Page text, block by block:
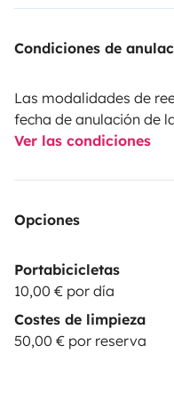
Condiciones de
Las modalidades de
fecha de anulación de
Ver las condiciones
Opciones
Portabicicletas
10,00 € por día
Costes de limpieza
50,00 € por reserva